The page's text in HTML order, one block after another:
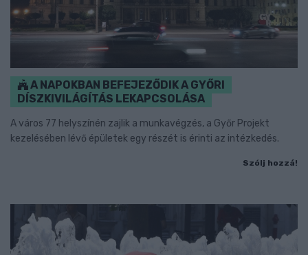
A NAPOKBAN BEFEJEZŐDIK A GYŐRI
DÍSZKIVILÁGÍTÁS LEKAPCSOLÁSA
A város 77 helyszínén zajlik a munkavégzés, a Győr Projekt
kezelésében lévő épületek egy részét is érinti az intézkedés.
Szólj hozzá!